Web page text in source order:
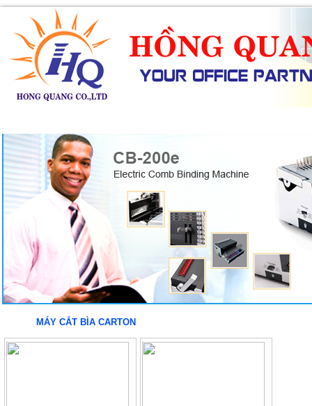
MÁY CẮT BÌA CARTON